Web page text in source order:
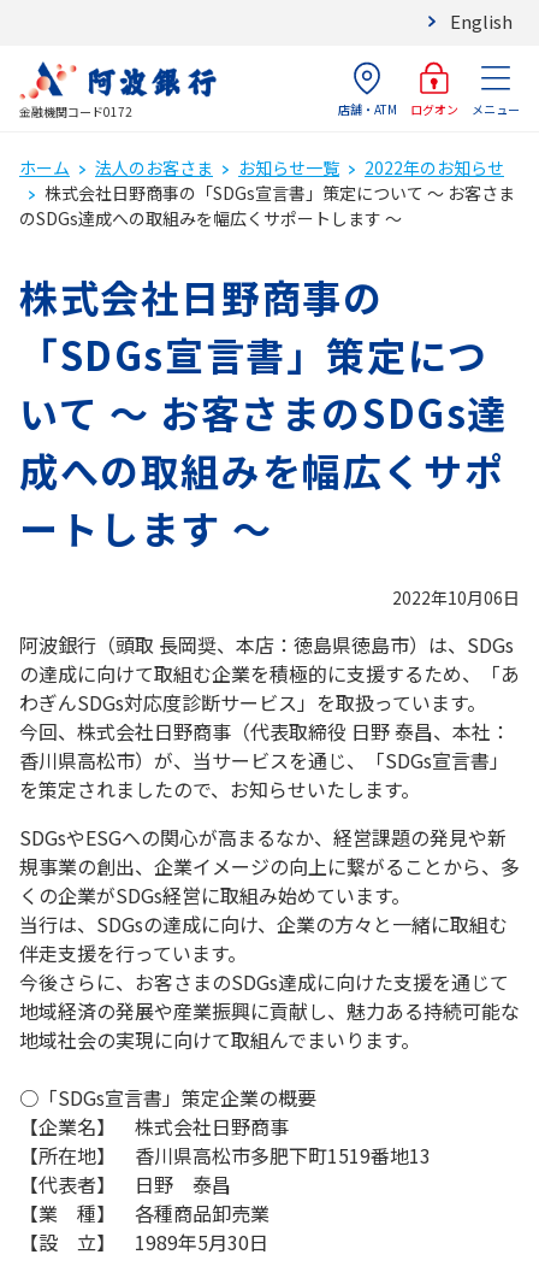
English
金融機関コード0172 店舗・ATM ログオン メニュー
ホーム 法人のお客さま お知らせ一覧
2022年のお知らせ
株式会社日野商事の「SDGs宣言書」策定について ～ お客さま
のSDGs達成への取組みを幅広くサポートします ～
株式会社日野商事の
「SDGs宣言書」策定につ
いて ～ お客さまのSDGs達
成への取組みを幅広くサポ
ートします ～
2022年10月06日
阿波銀行（頭取 長岡奨、本店：徳島県徳島市）は、SDGs
の達成に向けて取組む企業を積極的に支援するため、「あ
わぎんSDGs対応度診断サービス」を取扱っています。
今回、株式会社日野商事（代表取締役 日野 泰昌、本社：
香川県高松市）が、当サービスを通じ、「SDGs宣言書」
を策定されましたので、お知らせいたします。
SDGsやESGへの関心が高まるなか、経営課題の発見や新
規事業の創出、企業イメージの向上に繋がることから、多
くの企業がSDGs経営に取組み始めています。
当行は、SDGsの達成に向け、企業の方々と一緒に取組む
伴走支援を行っています。
今後さらに、お客さまのSDGs達成に向けた支援を通じて
地域経済の発展や産業振興に貢献し、魅力ある持続可能な
地域社会の実現に向けて取組んでまいります。
○「SDGs宣言書」策定企業の概要
【企業名】 株式会社日野商事
【所在地】 香川県高松市多肥下町1519番地13
【代表者】 日野 泰昌
【業 種】 各種商品卸売業
【設 立】 1989年5月30日